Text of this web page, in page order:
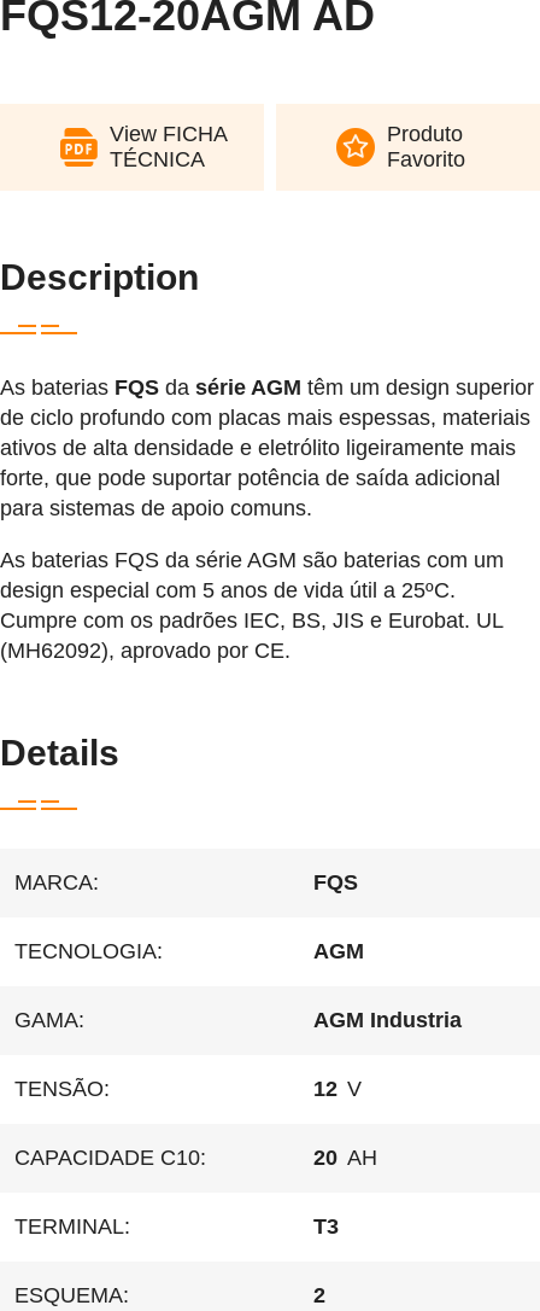
FQS12-20AGM AD
View FICHA
TÉCNICA
Produto
Favorito
Description
As baterias FQS da série AGM têm um design superior
de ciclo profundo com placas mais espessas, materiais
ativos de alta densidade e eletrólito ligeiramente mais
forte, que pode suportar potência de saída adicional
para sistemas de apoio comuns.
As baterias FQS da série AGM são baterias com um
design especial com 5 anos de vida útil a 25ºC.
Cumpre com os padrões IEC, BS, JIS e Eurobat. UL
(MH62092), aprovado por CE.
Details
MARCA: FQS
TECNOLOGIA: AGM
GAMA: AGM Industria
TENSÃO: 12 V
CAPACIDADE C10: 20 AH
TERMINAL: T3
ESQUEMA: 2